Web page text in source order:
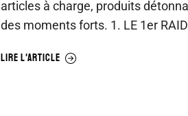
articles à charge, produits
des moments forts. 1. LE 1er
LIRE L'ARTICLE